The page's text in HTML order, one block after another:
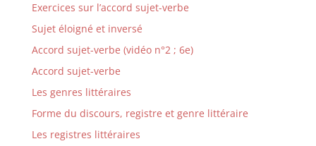
Exercices sur l’accord sujet-verbe
Sujet éloigné et inversé
Accord sujet-verbe (vidéo n°2 ; 6e)
Accord sujet-verbe
Les genres littéraires
Forme du discours, registre et genre littéraire
Les registres littéraires